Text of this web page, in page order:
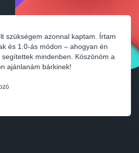
szükségem azonnal kaptam. Írtam
és 1.0-ás módon – ahogyan én
mindenben. Köszönöm a
ajánlanám bárkinek!